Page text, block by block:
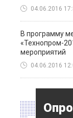
04.06.2016
В программу
«Технопром-
мероприятий
04.06.2016